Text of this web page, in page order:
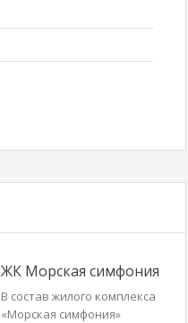
ЖК Морская симфония
В состав жилого комплекса
«Морская симфония»